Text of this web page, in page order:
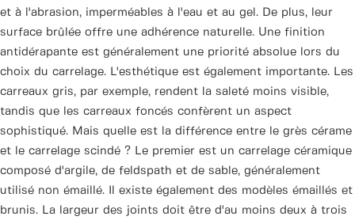
et à l'abrasion, imperméables à l'eau et au gel. De plus, leur
surface brûlée offre une adhérence naturelle. Une finition
antidérapante est généralement une priorité absolue lors du
choix du carrelage. L'esthétique est également importante. Les
carreaux gris, par exemple, rendent la saleté moins visible,
tandis que les carreaux foncés confèrent un aspect
sophistiqué. Mais quelle est la différence entre le grès cérame
et le carrelage scindé ? Le premier est un carrelage céramique
composé d'argile, de feldspath et de sable, généralement
utilisé non émaillé. Il existe également des modèles émaillés et
brunis. La largeur des joints doit être d'au moins deux à trois